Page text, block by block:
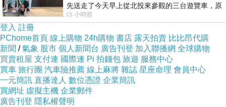
上一篇： 〈頑固的幽靈〉
下一篇：〈圖形〉
先送走了今天早上從北投來參觀的三台遊覽車，原
以為展場已經差不多要安靜下來，卻發
15 小時前
登入 註冊
PChome首頁 線上購物 24h購物 書店 露天拍賣 比比昂代購
新聞 /氣象 股市 個人新聞台 廣告刊登 加入聯播網 全球購物
買賣租屋 支付連 國際連 Pi 拍錢包 旅遊 服務中心
買車 旅行團 汽車險推薦 線上麻將 雜誌 星座命理 會員中心
一元簡訊 直播達人 數位憑證 企業簡訊
買網址 虛擬主機 企業郵件
廣告刊登 隱私權聲明